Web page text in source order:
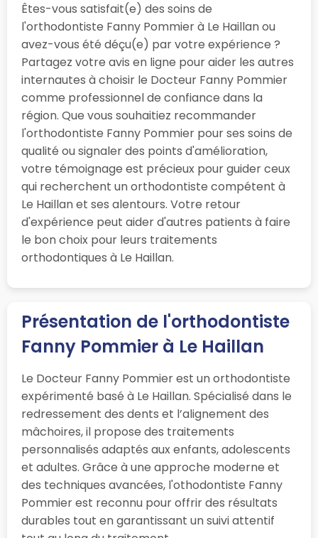
Êtes-vous satisfait(e) des soins de
l'orthodontiste Fanny Pommier à Le Haillan ou
avez-vous été déçu(e) par votre expérience ?
Partagez votre avis en ligne pour aider les autres
internautes à choisir le Docteur Fanny Pommier
comme professionnel de confiance dans la
région. Que vous souhaitiez recommander
l'orthodontiste Fanny Pommier pour ses soins de
qualité ou signaler des points d'amélioration,
votre témoignage est précieux pour guider ceux
qui recherchent un orthodontiste compétent à
Le Haillan et ses alentours. Votre retour
d'expérience peut aider d'autres patients à faire
le bon choix pour leurs traitements
orthodontiques à Le Haillan.
Présentation de l'orthodontiste
Fanny Pommier à Le Haillan
Le Docteur Fanny Pommier est un orthodontiste
expérimenté basé à Le Haillan. Spécialisé dans le
redressement des dents et l’alignement des
mâchoires, il propose des traitements
personnalisés adaptés aux enfants, adolescents
et adultes. Grâce à une approche moderne et
des techniques avancées, l'othodontiste Fanny
Pommier est reconnu pour offrir des résultats
durables tout en garantissant un suivi attentif